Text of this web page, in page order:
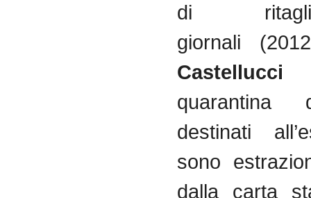
di
giornali
Castellucci
quarantina
destinati
sono
dalla carta